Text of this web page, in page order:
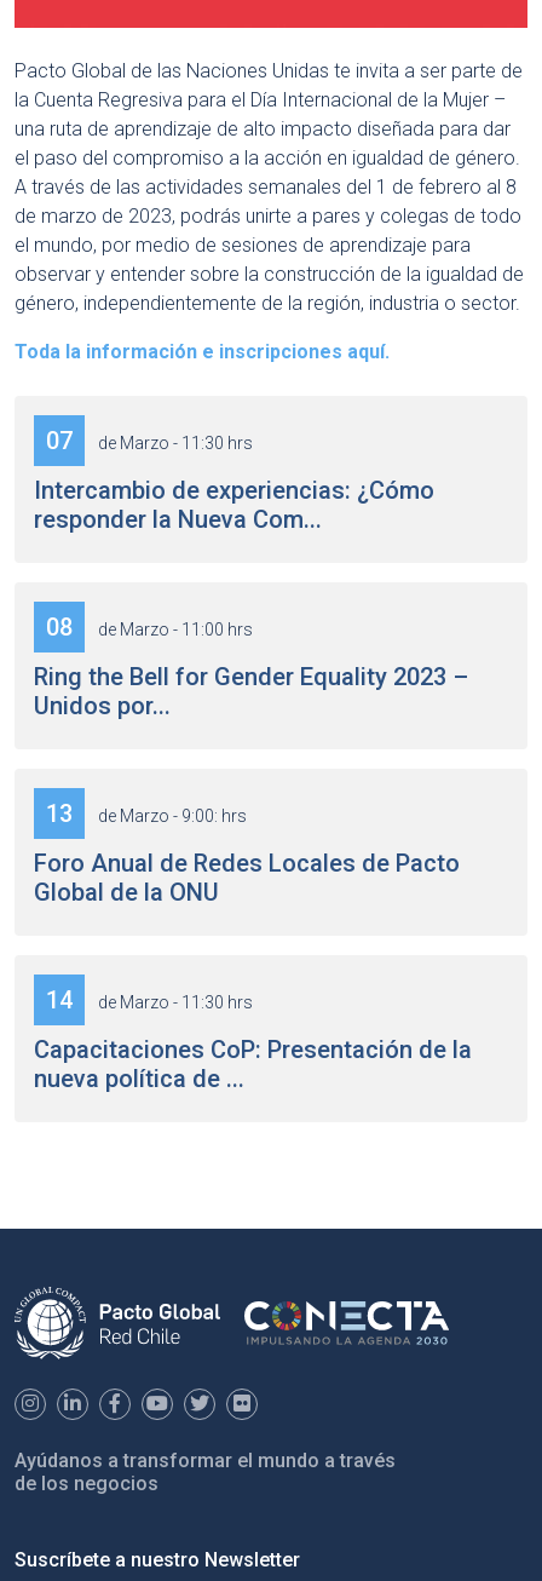
Pacto Global de las Naciones Unidas te invita a ser parte de
la Cuenta Regresiva para el Día Internacional de la Mujer –
una ruta de aprendizaje de alto impacto diseñada para dar
el paso del compromiso a la acción en igualdad de género.
A través de las actividades semanales del 1 de febrero al 8
de marzo de 2023, podrás unirte a pares y colegas de todo
el mundo, por medio de sesiones de aprendizaje para
observar y entender sobre la construcción de la igualdad de
género, independientemente de la región, industria o sector.
Toda la información e inscripciones aquí.
07 de Marzo - 11:30 hrs
Intercambio de experiencias: ¿Cómo
responder la Nueva Com...
08 de Marzo - 11:00 hrs
Ring the Bell for Gender Equality 2023 –
Unidos por...
13 de Marzo - 9:00: hrs
Foro Anual de Redes Locales de Pacto
Global de la ONU
14 de Marzo - 11:30 hrs
Capacitaciones CoP: Presentación de la
nueva política de ...
Ayúdanos a transformar el mundo a través
de los negocios
Suscríbete a nuestro Newsletter